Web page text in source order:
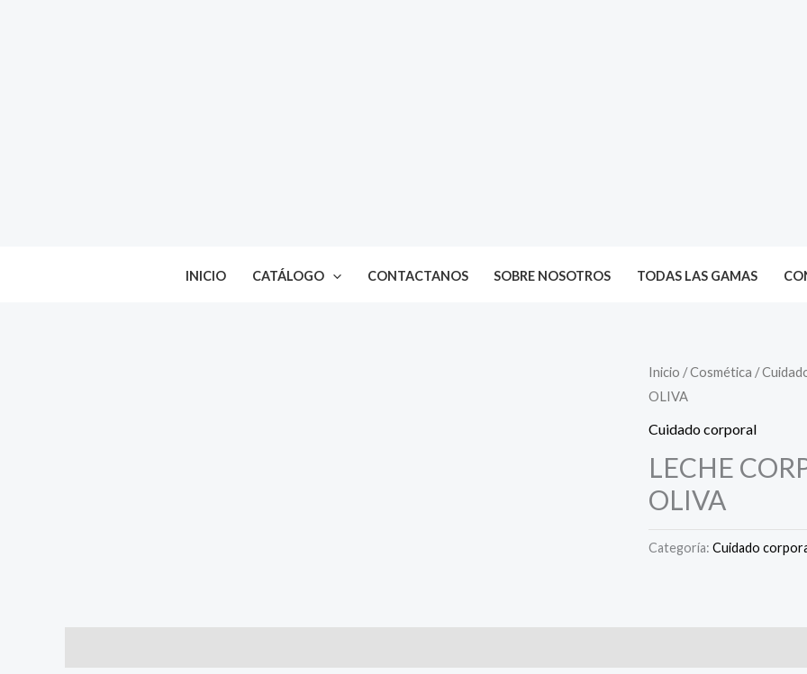
INICIO CATÁLOGO CONTACTANOS SOBRE NOSOTROS TODAS LAS GAMAS
Inicio /Cosmética /
OLIVA
Cuidado corporal
LECHE
OLIVA
Categoría: Cuidado